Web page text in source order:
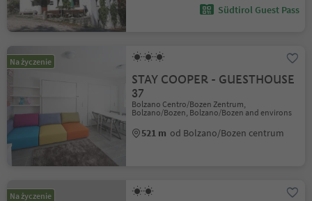
Südtirol Guest Pass
Na życzenie
STAY COOPER - GUESTHOUSE
37
Bolzano Centro/Bozen Zentrum,
Bolzano/Bozen, Bolzano/Bozen and environs
521 m od Bolzano/Bozen centrum
Na życzenie